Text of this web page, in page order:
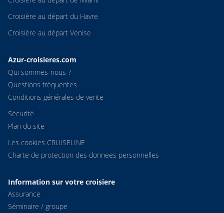
Croisière au départ du Havre
Croisière au départ Venise
Azur-croisieres.com
Qui sommes-nous ?
Questions fréquentes
Conditions générales de vente
Sécurité
Plan du site
Les cookies CRUISELINE
Charte de protection des donnees personnelles
Information sur votre croisiere
Assurance
Séminaire / groupe